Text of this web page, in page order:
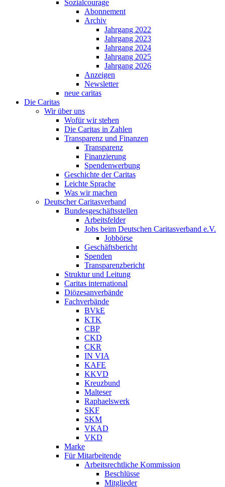
Sozialcourage
Abonnement
Archiv
Jahrgang 2022
Jahrgang 2023
Jahrgang 2024
Jahrgang 2025
Jahrgang 2026
Anzeigen
Newsletter
neue caritas
Die Caritas
Wir über uns
Wofür wir stehen
Die Caritas in Zahlen
Transparenz und Finanzen
Transparenz
Finanzierung
Spendenwerbung
Geschichte der Caritas
Leichte Sprache
Was wir machen
Deutscher Caritasverband
Bundesgeschäftsstellen
Arbeitsfelder
Jobs beim Deutschen Caritasverband e.V.
Jobbörse
Geschäftsbericht
Spenden
Transparenzbericht
Struktur und Leitung
Caritas international
Diözesanverbände
Fachverbände
BVkE
KTK
CBP
CKD
CKR
IN VIA
KAFE
KKVD
Kreuzbund
Malteser
Raphaelswerk
SKF
SKM
VKAD
VKD
Marke
Für Mitarbeitende
Arbeitsrechtliche Kommission
Beschlüsse
Mitglieder